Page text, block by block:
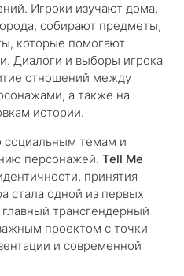
Игроки изучают дома,
собирают предметы,
которые помогают
Диалоги и выборы игрока
отношений между
а также на
истории.
социальным темам и
персонажей. Tell Me
принятия
стала одной из первых
трансгендерный
проектом с точки
и современной